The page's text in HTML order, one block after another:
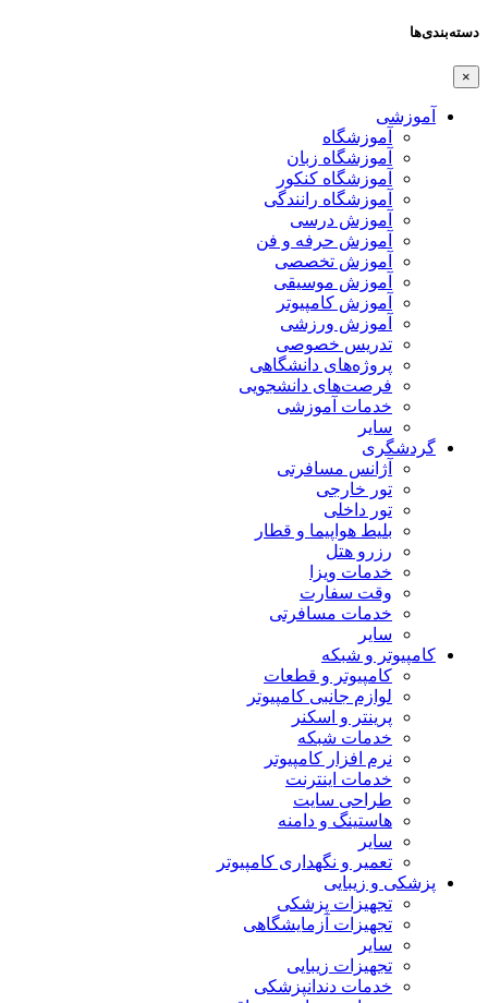
دسته‌بندی‌ها
×
آموزشی
آموزشگاه
آموزشگاه زبان
آموزشگاه کنکور
آموزشگاه رانندگی
آموزش درسی
آموزش حرفه و فن
آموزش تخصصی
آموزش موسیقی
آموزش کامپیوتر
آموزش ورزشی
تدریس خصوصی
پروژه‌های دانشگاهی
فرصت‌های دانشجویی
خدمات آموزشی
سایر
گردشگری
آژانس مسافرتی
تور خارجی
تور داخلی
بلیط هواپیما و قطار
رزرو هتل
خدمات ویزا
وقت سفارت
خدمات مسافرتی
سایر
کامپیوتر و شبکه
کامپیوتر و قطعات
لوازم جانبی کامپیوتر
پرینتر و اسکنر
خدمات شبکه
نرم افزار کامپیوتر
خدمات اینترنت
طراحی سایت
هاستینگ و دامنه
سایر
تعمیر و نگهداری کامپیوتر
پزشکی و زیبایی
تجهیزات پزشکی
تجهیزات آزمایشگاهی
سایر
تجهیزات زیبایی
خدمات دندانپزشکی